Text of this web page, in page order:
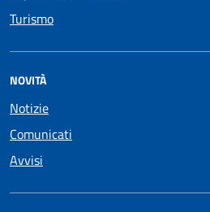
Turismo
NOVITÀ
Notizie
Comunicati
Avvisi